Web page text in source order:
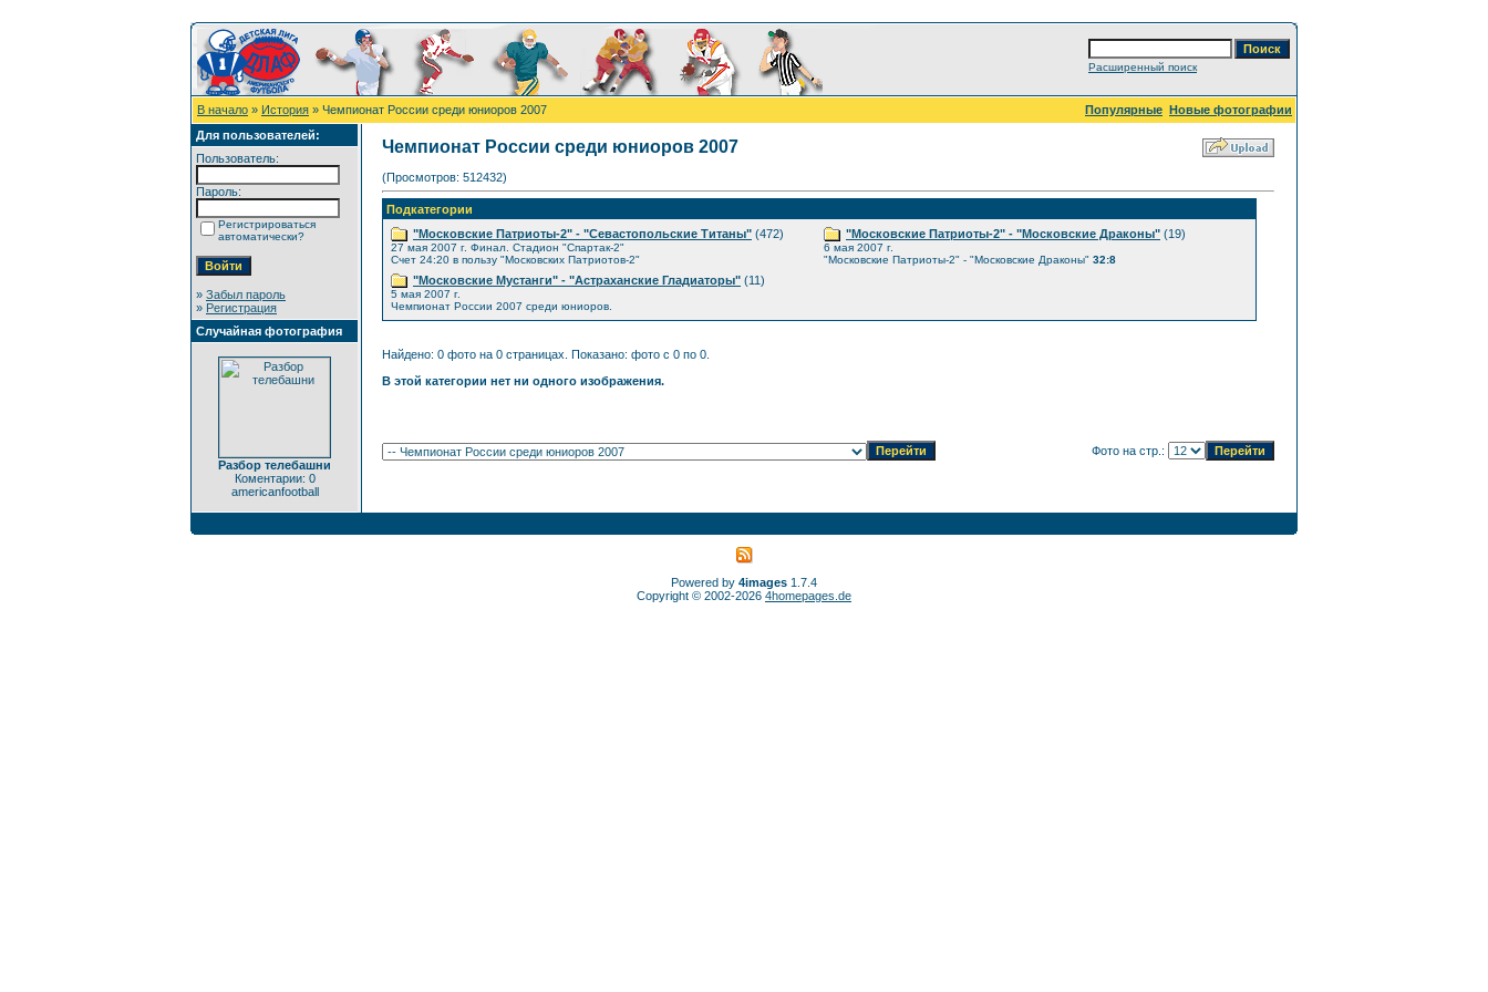
Расширенный поиск
В начало » История » Чемпионат России среди юниоров 2007 Популярные Новые фотографии
Для пользователей:
Пользователь:
Пароль:
Регистрироваться
автоматически?
» Забыл пароль
» Регистрация
Случайная фотография
Разбор телебашни
Коментарии: 0
americanfootball
Чемпионат России среди юниоров 2007
(Просмотров: 512432)
Подкатегории
"Московские Патриоты-2" - "Севастопольские Титаны" (472)
27 мая 2007 г. Финал. Стадион "Спартак-2"
Счет 24:20 в пользу "Московских Патриотов-2"
"Московские Мустанги" - "Астраханские Гладиаторы" (11)
5 мая 2007 г.
Чемпионат России 2007 среди юниоров.
"Московские Патриоты-2" - "Московские Драконы" (19)
6 мая 2007 г.
"Московские Патриоты-2" - "Московские Драконы" 32:8
Найдено: 0 фото на 0 страницах. Показано: фото с 0 по 0.
В этой категории нет ни одного изображения.
Фото на стр.:
Powered by 4images 1.7.4
Copyright © 2002-2026 4homepages.de